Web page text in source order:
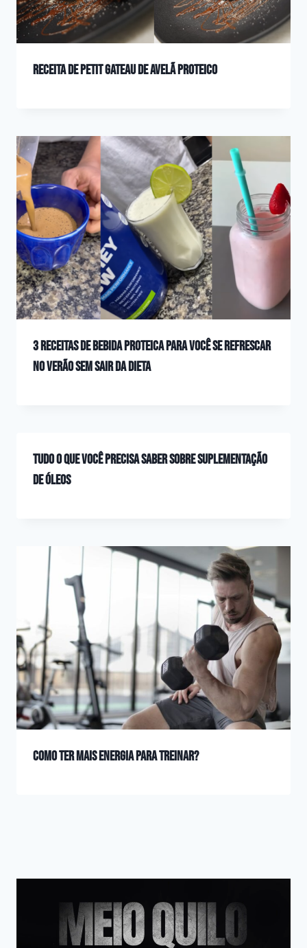
Receita de Petit Gateau de Avelã Proteico
3 Receitas de Bebida Proteica para Você se Refrescar
no Verão sem Sair da Dieta
Tudo o que você precisa saber sobre suplementação
de óleos
Como ter mais energia para treinar?